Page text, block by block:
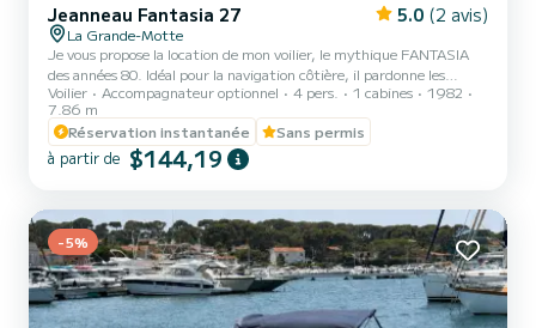
Jeanneau Fantasia 27 5.0 (2 avis)
La Grande-Motte
Je vous propose la location de mon voilier, le mythique FANTASIA
des années 80. Idéal pour la navigation côtière, il pardonne les
erreurs. Location à la journée avec ou sans accompagnateur, le
permis n'est pas obligatoire. Venez découvrir la région depuis la mer
: plage de l’Espiguette, Palavas arrêt à Sète ou au cap d'Agde, ou
bien plus loin encore si vous partez plusieurs jours. Voilier idéal pour
des escapades à la journée ou pour plusieurs jours en cabotage. Pour
Voilier Accompagnateur optionnel 4 pers. 1 cabines
1982
7.86 m
Réservation instantanée
Sans permis
à partir de $144,19
-5%